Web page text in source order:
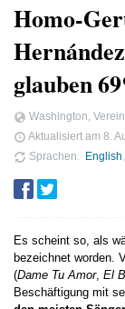
Homo-
glauben
Washington,
Aktualisiert am 8.
Sprachen
English
Es scheint so, als
bezeichnet worden.
(Dame Tu Amor, El
Beschäftigung mit